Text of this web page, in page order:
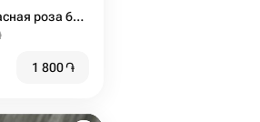
Голландская красная роза 60 см
1 800֏